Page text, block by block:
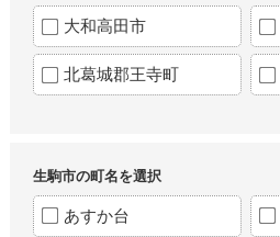
大和高田市
北葛城郡王寺町
生駒市の町名を選択
あすか台